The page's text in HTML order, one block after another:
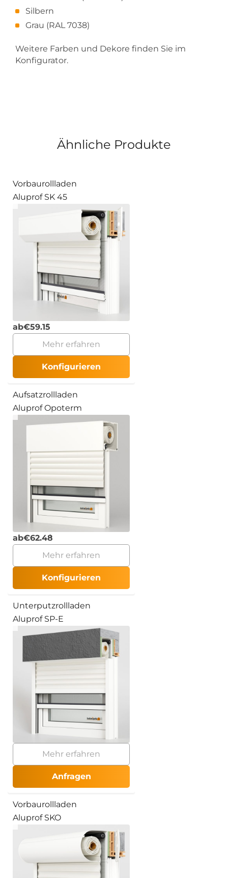
Silbern
Grau (RAL 7038)
Weitere Farben und Dekore finden Sie im
Konfigurator.
Ähnliche Produkte
Vorbaurollladen
Aluprof SK 45
ab€59.15
Mehr erfahren
Konfigurieren
Aufsatzrollladen
Aluprof Opoterm
ab€62.48
Mehr erfahren
Konfigurieren
Unterputzrollladen
Aluprof SP-E
Mehr erfahren
Anfragen
Vorbaurollladen
Aluprof SKO